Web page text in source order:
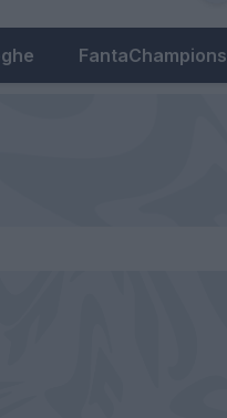
FantaChampions